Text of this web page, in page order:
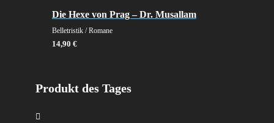
Die Hexe von Prag – Dr. Musallam
Belletristik / Romane
14,90 €
Produkt des Tages